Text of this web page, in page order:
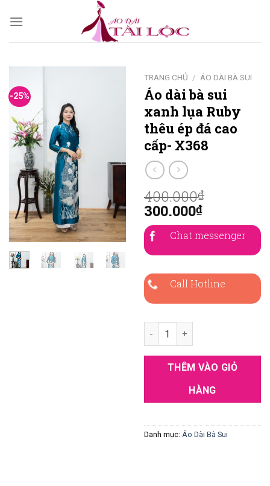
-25%
TRANG CHỦ / ÁO DÀI BÀ SUI
Áo dài bà sui
xanh lụa Ruby
thêu ép đá cao
cấp- X368
400.000₫
300.000₫
Chat messenger
Call Hotline
Áo dài bà sui xanh lụa Ruby
THÊM VÀO GIỎ
HÀNG
Danh mục: Áo Dài Bà Sui